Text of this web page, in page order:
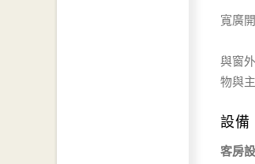
寬廣
與窗
物與
設備
客房